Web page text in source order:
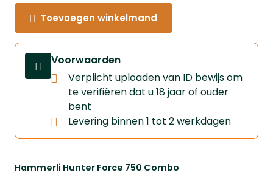
Hammerli Hunter Force 750 Combo
Toevoegen winkelmand
Voorwaarden
Verplicht uploaden van ID bewijs om
te verifiëren dat u 18 jaar of ouder
bent
Levering binnen 1 tot 2 werkdagen